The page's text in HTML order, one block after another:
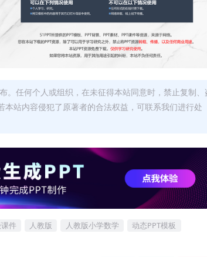
。任何个人或组织，在未征得本站同意时，禁止复制、
站内容侵犯了原著者的合法权益，可联系我们进行处
件 人教版 人教版小学数学
动态PPT模板